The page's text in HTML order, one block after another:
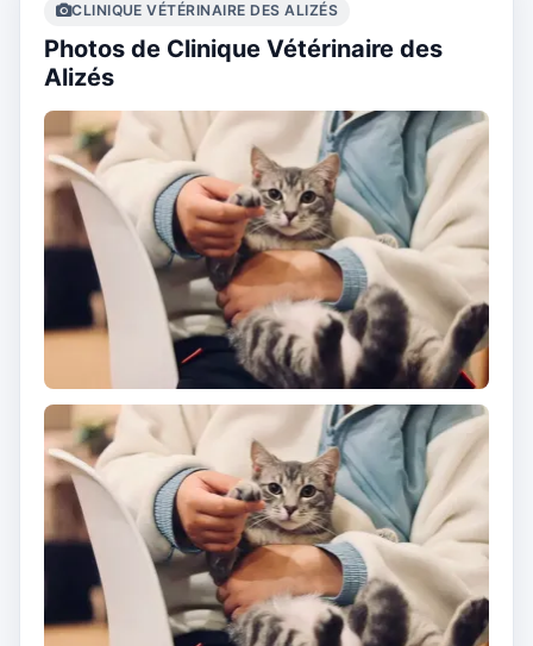
CLINIQUE VÉTÉRINAIRE DES ALIZÉS
Photos de Clinique Vétérinaire des
Alizés